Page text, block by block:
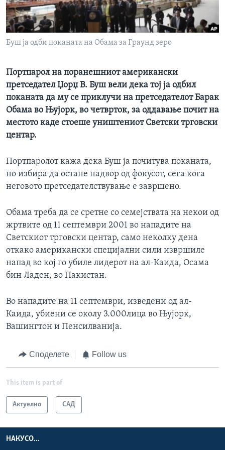
ИНТЕРВЈУА
Јазици
Буш ја одби поканата на Обама за Граунд зеро
Портпарол на поранешниот американски
претседател Џорџ В. Буш вели дека тој ја одбил
поканата да му се приклучи на претседателот Барак
Обама во Њујорк, во четврток, за оддавање почит на
местото каде стоеше уништениот Светски трговски
центар.
Портпаролот кажа дека Буш ја почитува поканата,
но избира да остане надвор од фокусот, сега кога
неговото претседателствување е завршено.
Обама треба да се сретне со семејствата на некои од
жртвите од 11 септември 2001 во нападите на
Светскиот трговски центар, само неколку дена
откако американски специјални сили извршиле
напад во кој го убиле лидерот на ал-Каида, Осама
бин Ладен, во Пакистан.
Во нападите на 11 септември, изведени од ал-
Каида, убиени се околу 3.000лица во Њујорк,
Вашингтон и Пенсилванија.
Споделете Follow us
This item is part of
Актуелно САД
НАКУСО...